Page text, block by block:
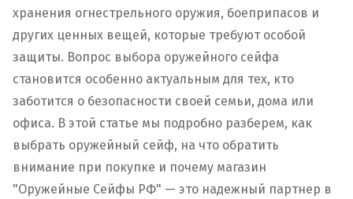
хранения огнестрельного оружия, боеприпасов и
других ценных вещей, которые требуют особой
защиты. Вопрос выбора оружейного сейфа
становится особенно актуальным для тех, кто
заботится о безопасности своей семьи, дома или
офиса. В этой статье мы подробно разберем, как
выбрать оружейный сейф, на что обратить
внимание при покупке и почему магазин
"Оружейные Сейфы РФ" — это надежный партнер в